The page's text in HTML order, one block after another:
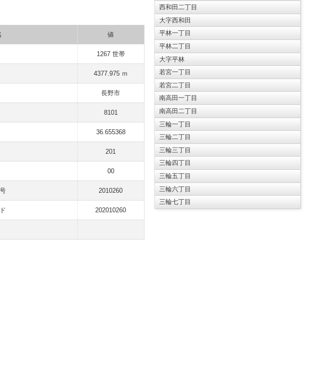
値
1267 世帯
4377.975 ｍ
長野市
8101
36.655368
201
00
2010260
202010260
西和田二丁目
大字西和田
平林一丁目
平林二丁目
大字平林
若宮一丁目
若宮二丁目
南高田一丁目
南高田二丁目
三輪一丁目
三輪二丁目
三輪三丁目
三輪四丁目
三輪五丁目
三輪六丁目
三輪七丁目